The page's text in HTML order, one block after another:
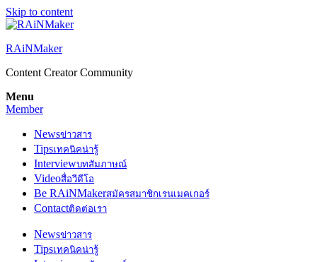
Skip to content
RAiNMaker
Content Creator Community
Menu
Member
Newsข่าวสาร
Tipsเทคนิคน่ารู้
Interviewบทสัมภาษณ์
Videoสื่อวีดีโอ
Be RAiNMakerสมัครสมาชิกเรนเมคเกอร์
Contactติดต่อเรา
Newsข่าวสาร
Tipsเทคนิคน่ารู้